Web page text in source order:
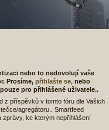
nebo to nedovolují vaše
Prosíme, přihlašte se, nebo
pro přihlášené uživatele..
z příspěvků v tomto fóru dle Vašich
agregátoru.. Smartfeed
zprávy, ke kterým nepřihlášení